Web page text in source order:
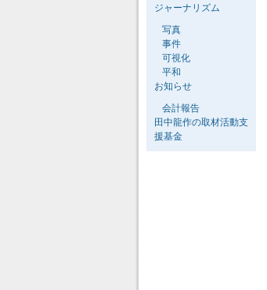
ジャーナリズム
写真
事件
可視化
平和
お知らせ
会計報告
田中龍作の取材活動支
援基金